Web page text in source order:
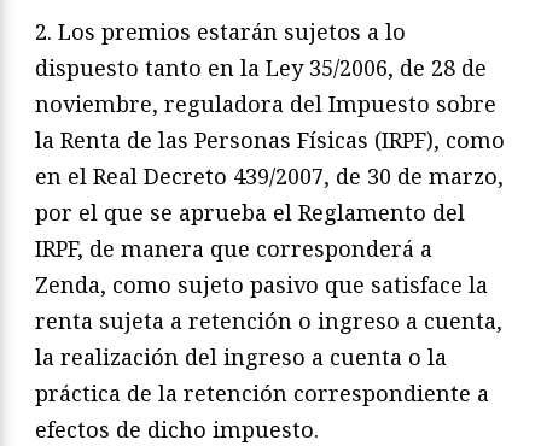
2. Los premios estarán sujetos a lo
dispuesto tanto en la Ley 35/2006, de 28 de
noviembre, reguladora del Impuesto sobre
la Renta de las Personas Físicas (IRPF), como
en el Real Decreto 439/2007, de 30 de marzo,
por el que se aprueba el Reglamento del
IRPF, de manera que corresponderá a
Zenda, como sujeto pasivo que satisface la
renta sujeta a retención o ingreso a cuenta,
la realización del ingreso a cuenta o la
práctica de la retención correspondiente a
efectos de dicho impuesto.